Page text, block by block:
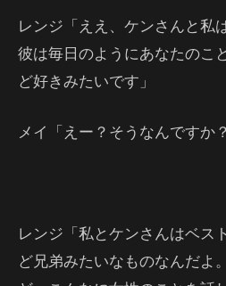
レンジ「ええ、ケンさんと私
彼は毎日のようにあなたのこ
ど好きみたいです」
メイ「えー？そうなんですか
レンジ「私とケンさんはベス
ど兄弟みたいなものなんだよ